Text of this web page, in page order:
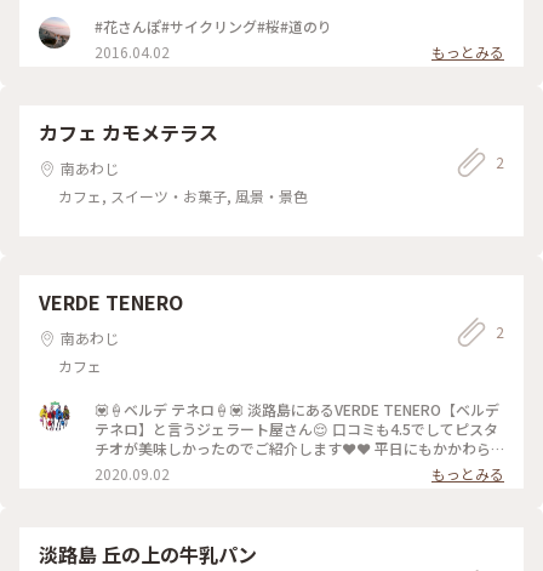
#花さんぽ#サイクリング#桜#道のり
2016.04.02
もっとみる
カフェ カモメテラス
南あわじ
カフェ, スイーツ・お菓子, 風景・景色
2
VERDE TENERO
南あわじ
カフェ
2
💟🍦ベルデ テネロ🍦💟 淡路島にあるVERDE TENERO【ベルデ
テネロ】と言うジェラート屋さん😌 口コミも4.5でしてピスタ
チオが美味しかったのでご紹介します❤️❤️ 平日にもかかわら
ず行列が出来ていました(´°̥̥̥̥̥̥̥̥ω°̥̥̥̥̥̥̥̥｀)ほとんどが売り切れてしまっ
ていたので早めが良いかもです❤️私はピスタチオが好きなので
2020.09.02 もっとみる
淡路島 丘の上の牛乳パン